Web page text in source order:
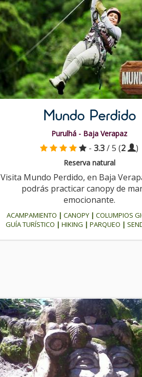
Mundo Perdido
Purulhá - Baja Verapaz
- 3.3/ 5 (2 )
Reserva natural
Visita Mundo Perdido, en Baja
podrás practicar canopy de
emocionante.
ACAMPAMIENTO | CANOPY | COLUMPIOS
GUÍA TURÍSTICO | HIKING | PARQUEO |